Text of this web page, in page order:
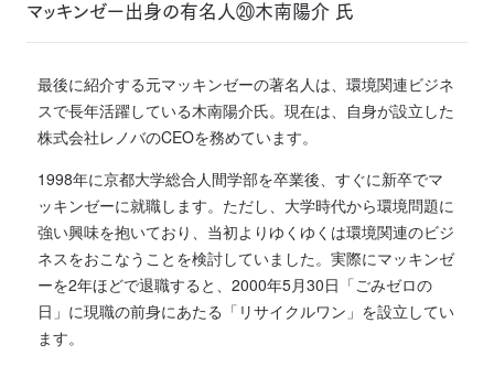
マッキンゼー出身の有名人⑳木南陽介 氏
最後に紹介する元マッキンゼーの著名人は、環境関連ビジネ
スで長年活躍している木南陽介氏。現在は、自身が設立した
株式会社レノバのCEOを務めています。
1998年に京都大学総合人間学部を卒業後、すぐに新卒でマ
ッキンゼーに就職します。ただし、大学時代から環境問題に
強い興味を抱いており、当初よりゆくゆくは環境関連のビジ
ネスをおこなうことを検討していました。実際にマッキンゼ
ーを2年ほどで退職すると、2000年5月30日「ごみゼロの
日」に現職の前身にあたる「リサイクルワン」を設立してい
ます。